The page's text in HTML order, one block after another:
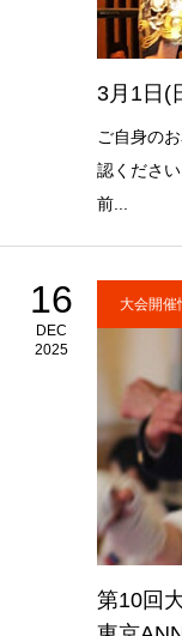
3月1日(
ご自身の
認くださ
前...
16
DEC
2025
大会開催
第10回